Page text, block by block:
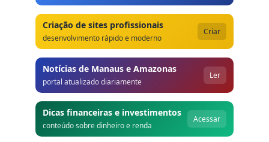
Criação de sites profissionais
desenvolvimento rápido e moderno
Criar
Notícias de Manaus e Amazonas
portal atualizado diariamente
Ler
Dicas financeiras e investimentos
conteúdo sobre dinheiro e renda
Acessar